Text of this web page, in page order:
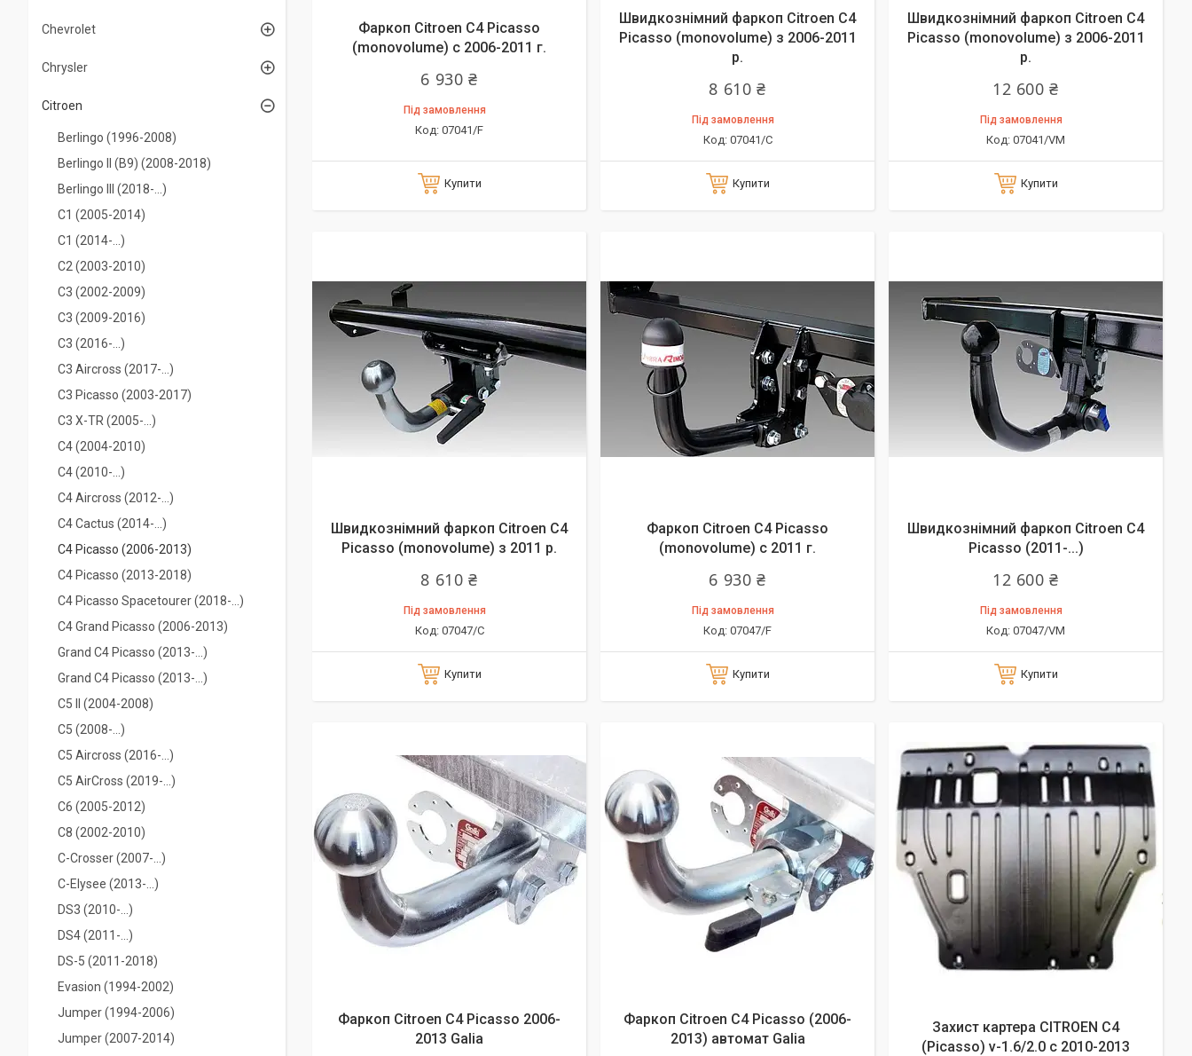
Фаркоп Citroen C4 Picasso
(monovolume) с 2006-2011 г.
6 930 ₴
Під замовлення
07041/F
Купити
Швидкознімний фаркоп Citroen C4
Picasso (monovolume) з 2006-2011
р.
8 610 ₴
Під замовлення
07041/C
Купити
Швидкознімний фаркоп Citroen C4
Picasso (monovolume) з 2006-2011
р.
12 600 ₴
Під замовлення
07041/VM
Купити
Швидкознімний фаркоп Citroen C4
Picasso (monovolume) з 2011 р.
8 610 ₴
Під замовлення
07047/C
Купити
Фаркоп Citroen C4 Picasso
(monovolume) с 2011 г.
6 930 ₴
Під замовлення
07047/F
Купити
Швидкознімний фаркоп Citroen C4
Picasso (2011-...)
12 600 ₴
Під замовлення
07047/VM
Купити
Фаркоп Citroen C4 Picasso 2006-
2013 Galia
Фаркоп Citroen C4 Picasso (2006-
2013) автомат Galia
Захист картера CITROEN C4
(Picasso) v-1.6/2.0 с 2010-2013
Chevrolet
Chrysler
Citroen
Berlingo (1996-2008)
Berlingo II (B9) (2008-2018)
Berlingo III (2018-...)
С1 (2005-2014)
С1 (2014-...)
С2 (2003-2010)
С3 (2002-2009)
С3 (2009-2016)
С3 (2016-...)
C3 Aircross (2017-...)
С3 Picasso (2003-2017)
C3 X-TR (2005-...)
С4 (2004-2010)
С4 (2010-...)
C4 Aircross (2012-...)
С4 Cactus (2014-...)
C4 Picasso (2006-2013)
C4 Picasso (2013-2018)
C4 Picasso Spacetourer (2018-...)
C4 Grand Picasso (2006-2013)
Grand С4 Picasso (2013-...)
Grand С4 Picasso (2013-...)
C5 II (2004-2008)
С5 (2008-...)
C5 Aircross (2016-...)
C5 AirCross (2019-…)
C6 (2005-2012)
С8 (2002-2010)
С-Crosser (2007-...)
C-Elysee (2013-...)
DS3 (2010-...)
DS4 (2011-...)
DS-5 (2011-2018)
Evasion (1994-2002)
Jumper (1994-2006)
Jumper (2007-2014)